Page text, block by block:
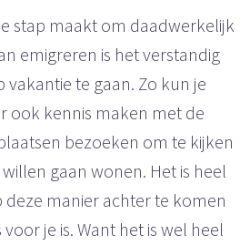
stap maakt om daadwerkelijk
emigreren is het verstandig
vakantie te gaan. Zo kun je
ook kennis maken met de
bezoeken om te kijken
gaan wonen. Het is heel
manier achter te komen
je is. Want het is wel heel